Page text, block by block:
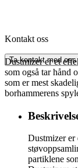
Kontakt oss
Ta kontakt med oss
Dustmizer er et
som også tar hånd
som er mest
borhammerens
Dustmizer
partiklene